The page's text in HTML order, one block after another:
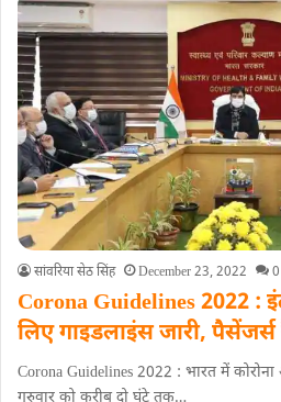
सांवरिया सेठ सिंह December 23, 2022 0
Corona Guidelines 2022 :
लिए गाइडलाइंस जारी,
Corona Guidelines 2022 : भारत में कोरोना